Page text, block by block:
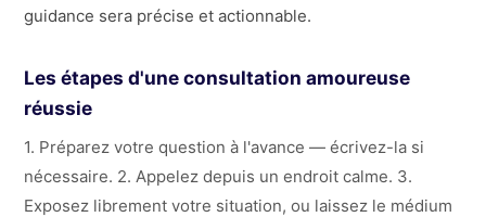
guidance sera précise et actionnable.
Les étapes d'une consultation amoureuse
réussie
1. Préparez votre question à l'avance — écrivez-la si
nécessaire. 2. Appelez depuis un endroit calme. 3.
Exposez librement votre situation, ou laissez le médium